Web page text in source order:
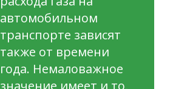
автомобильном
транспорте зависят
также от времени
года. Немаловажное
значение имеет и то,